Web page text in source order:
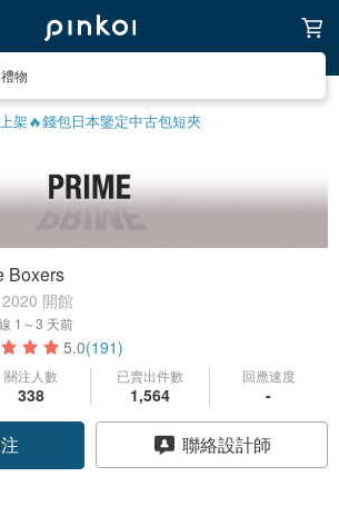
物
架🔥錢包日本鑒定中古包短夾
Boxers
開館
1～3 天前
5.0(191)
關注人數
338
已賣出件數
1,564
回應速度
-
聯絡設計師